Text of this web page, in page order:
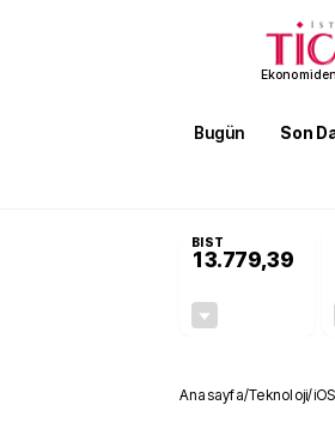
Bugün Son
BIST
13.779,39
Anasayfa/Teknoloji/